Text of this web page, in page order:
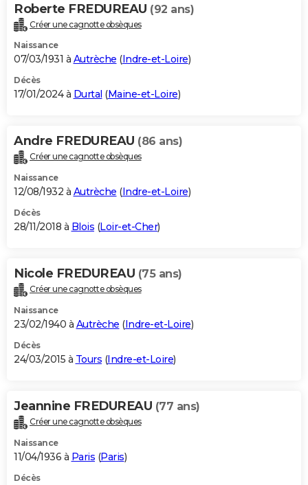
Roberte FREDUREAU (92 ans)
Créer une cagnotte obsèques
Naissance
07/03/1931 à Autrèche (Indre-et-Loire)
Décès
17/01/2024 à Durtal (Maine-et-Loire)
Andre FREDUREAU (86 ans)
Créer une cagnotte obsèques
Naissance
12/08/1932 à Autrèche (Indre-et-Loire)
Décès
28/11/2018 à Blois (Loir-et-Cher)
Nicole FREDUREAU (75 ans)
Créer une cagnotte obsèques
Naissance
23/02/1940 à Autrèche (Indre-et-Loire)
Décès
24/03/2015 à Tours (Indre-et-Loire)
Jeannine FREDUREAU (77 ans)
Créer une cagnotte obsèques
Naissance
11/04/1936 à Paris (Paris)
Décès